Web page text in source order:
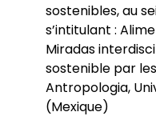
sostenibles, au
s’intitulant :
Miradas
sostenible par
Antropologia,
(Mexique)